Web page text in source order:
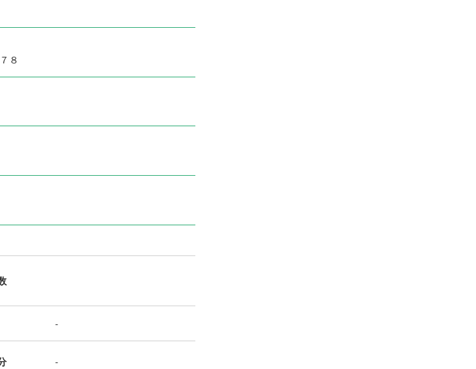
８
-
-